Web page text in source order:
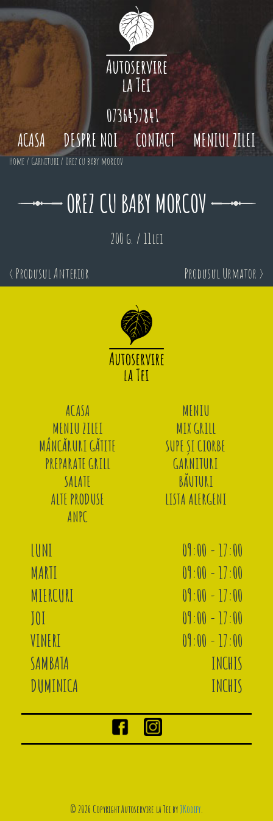
ACASA DESPRE NOI CONTACT MENIUL ZILEI
0736457841
Home / Garnituri / Orez cu baby morcov
OREZ CU BABY MORCOV
200 g. / 11lei
< Produsul Anterior Produsul Urmator >
ACASA
MENIU
MENIU ZILEI
MIX GRILL
MÂNCĂRURI GĂTITE
SUPE ȘI CIORBE
PREPARATE GRILL
GARNITURI
SALATE
BĂUTURI
ALTE PRODUSE
LISTA ALERGENI
ANPC
LUNI
09:00 - 17:00
MARTI
09:00 - 17:00
MIERCURI
09:00 - 17:00
JOI
09:00 - 17:00
VINERI
09:00 - 17:00
SAMBATA
INCHIS
DUMINICA
INCHIS
© 2026 Copyright Autoservire la Tei byJKodify.